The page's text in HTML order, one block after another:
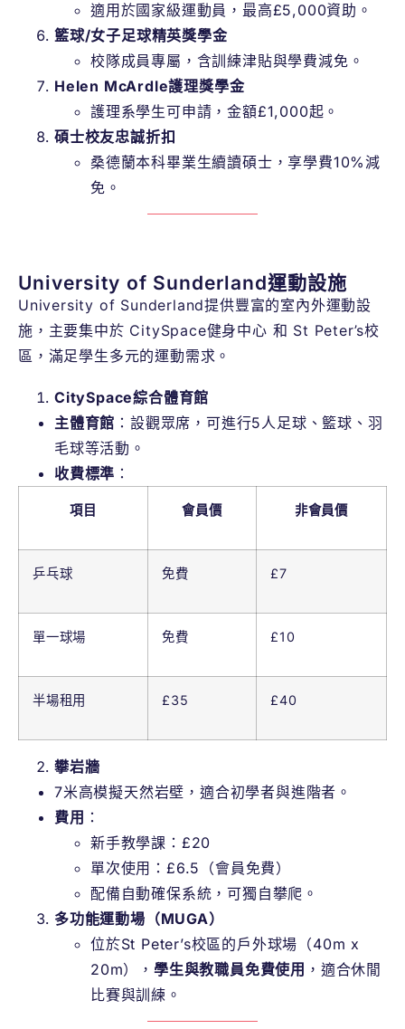
適用於國家級運動員，最高£5,000資助。
籃球/女子足球精英獎學金
校隊成員專屬，含訓練津貼與學費減免。
Helen McArdle護理獎學金
護理系學生可申請，金額£1,000起。
碩士校友忠誠折扣
桑德蘭本科畢業生續讀碩士，享學費10%減
免。
University of Sunderland運動設施
University of Sunderland提供豐富的室內外運動設
施，主要集中於 CitySpace健身中心 和 St Peter’s校
區，滿足學生多元的運動需求。
CitySpace綜合體育館
主體育館 ：設觀眾席，可進行5人足球、籃球、羽
毛球等活動。
收費標準 ：
項目 會員價 非會員價
乒乓球 免費 £7
單一球場 免費 £10
半場租用 £35 £40
攀岩牆
7米高模擬天然岩壁，適合初學者與進階者。
費用 ：
新手教學課：£20
單次使用：£6.5（會員免費）
配備自動確保系統，可獨自攀爬。
多功能運動場（MUGA）
位於St Peter’s校區的戶外球場（40m x
20m）， 學生與教職員免費使用 ，適合休閒
比賽與訓練。